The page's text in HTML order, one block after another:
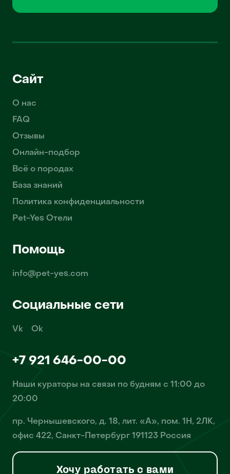
Сайт
О нас
FAQ
Отзывы
Онлайн-подбор
Всё о породах
База знаний
Политика конфиденциальности
Pet-Yes Отели
Помощь
info@pet-yes.com
Социальные сети
Vk Ok
+7 921 646-00-00
Наши кураторы на связи по будням с 11:00 до
20:00
пр. Чернышевского, д. 18, лит. «А», пом. 1Н, 2ЛК,
офис 422, Санкт-Петербург 191123 Россия
Хочу работать с вами